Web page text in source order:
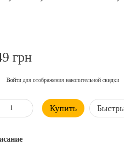
грн
Войти для отображения накопительной скидки
Купить